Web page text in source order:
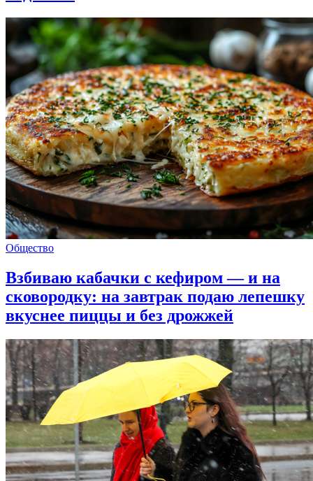
Общество
Взбиваю кабачки с кефиром — и на
сковородку: на завтрак подаю лепешку
вкуснее пиццы и без дрожжей